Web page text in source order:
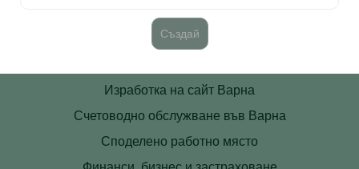
Изработка на сайт Варна
Счетоводно обслужване във Варна
Споделено работно място